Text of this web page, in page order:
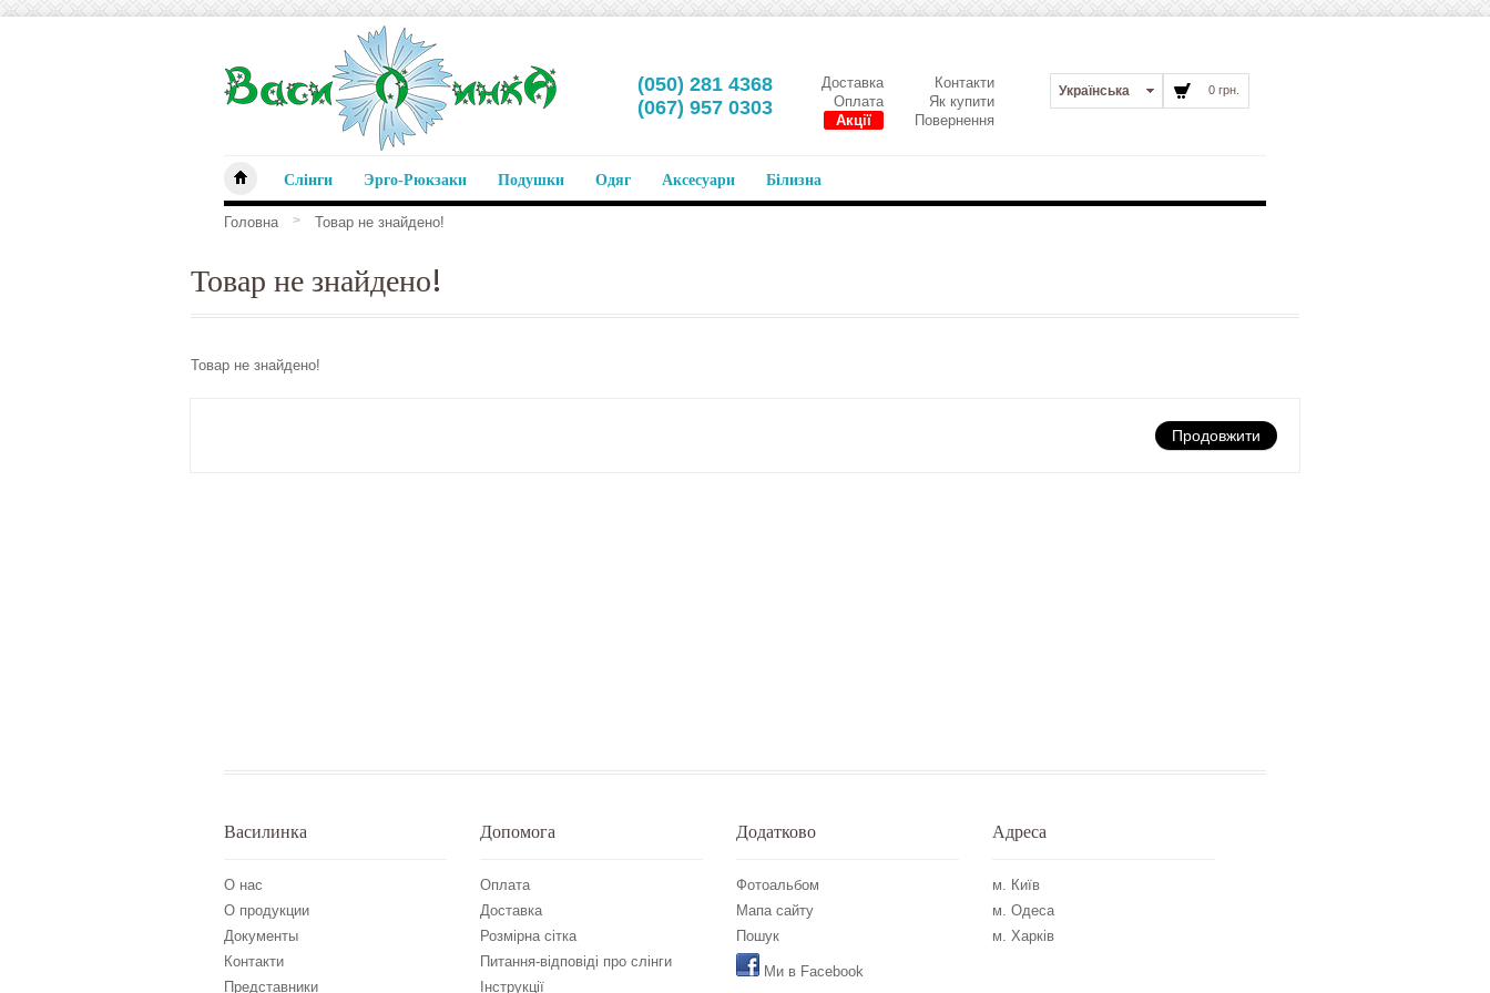
0 грн.
Українська
Контакти
Доставка
Як купити
Оплата
Повернення
Акції
‎(050) 281 4368
‎(067) 957 0303
Слінги Эрго-Рюкзаки Подушки Одяг Аксесуари Білизна
Головна > Товар не знайдено!
Товар не знайдено!
Товар не знайдено!
Продовжити
Василинка
О нас
О продукции
Документы
Контакти
Представники
Допомога
Оплата
Доставка
Розмірна сітка
Питання-відповіді про слінги
Інструкції
Додатково
Фотоальбом
Мапа сайту
Пошук
Ми в Facebook
Адреса
м. Київ
м. Одеса
м. Харків